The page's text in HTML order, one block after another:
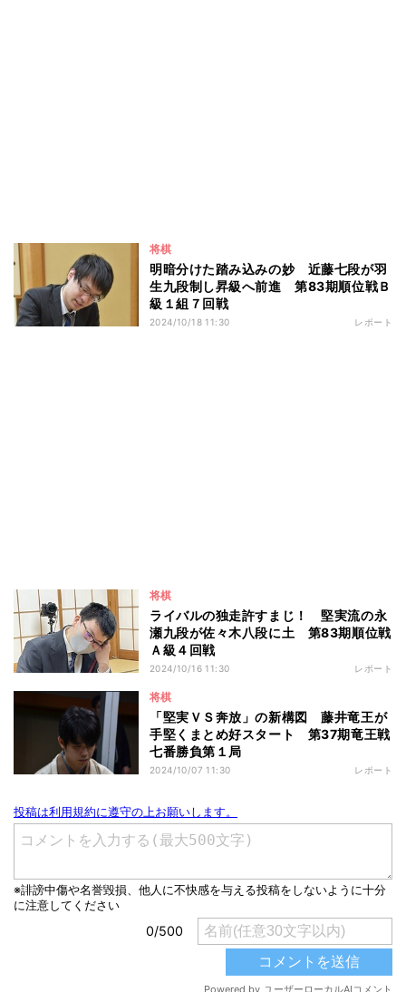
将棋
明暗分けた踏み込みの妙 近藤七段が羽
生九段制し昇級へ前進 第83期順位戦Ｂ
級１組７回戦
2024/10/18 11:30 レポート
将棋
ライバルの独走許すまじ！ 堅実流の永
瀬九段が佐々木八段に土 第83期順位戦
Ａ級４回戦
2024/10/16 11:30 レポート
将棋
「堅実ＶＳ奔放」の新構図 藤井竜王が
手堅くまとめ好スタート 第37期竜王戦
七番勝負第１局
2024/10/07 11:30 レポート